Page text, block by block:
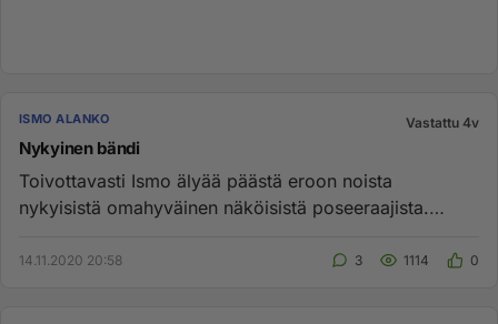
ISMO ALANKO Vastattu 4v
Nykyinen bändi
Toivottavasti Ismo älyää päästä eroon noista
nykyisistä omahyväinen näköisistä poseeraajista.
14.11.2020 20:58 3 1114 0